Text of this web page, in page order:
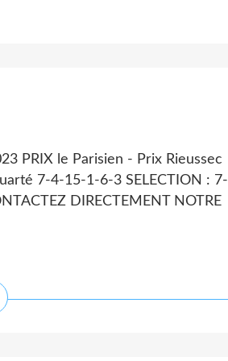
PRIX le Parisien - Prix Rieussec
7-4-15-1-6-3 SELECTION : 7-
DIRECTEMENT NOTRE